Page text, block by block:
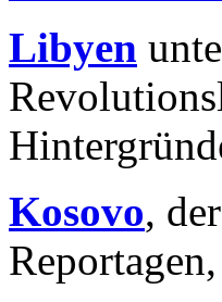
Libyen
Kosovo,